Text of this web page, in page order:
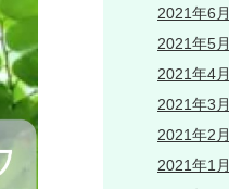
2021年6月
2021年5月
2021年4月
2021年3月
2021年2月
2021年1月